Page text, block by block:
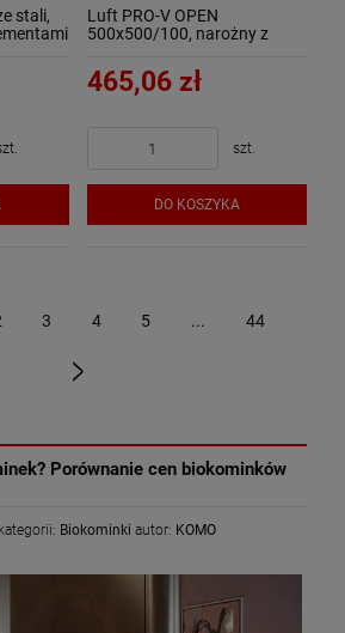
Porównanie cen biokominków
Biokominki autor: KOMO
stali,
Luft PRO-V OPEN
500x500/100, narożny z
ArtFuego
465,06 zł
szt.
DO KOSZYKA
3 4 5 ... 44